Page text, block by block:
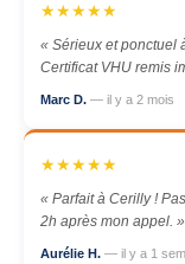
★★★★★
« Sérieux et ponctuel
Certificat VHU remis
Marc D. — il y a 2 mois
★★★★★
« Parfait à Cerilly !
2h après mon appel. »
Aurélie H. — il y a 1